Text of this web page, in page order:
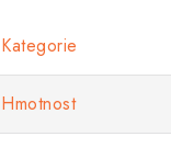
Kategorie
Hmotnost